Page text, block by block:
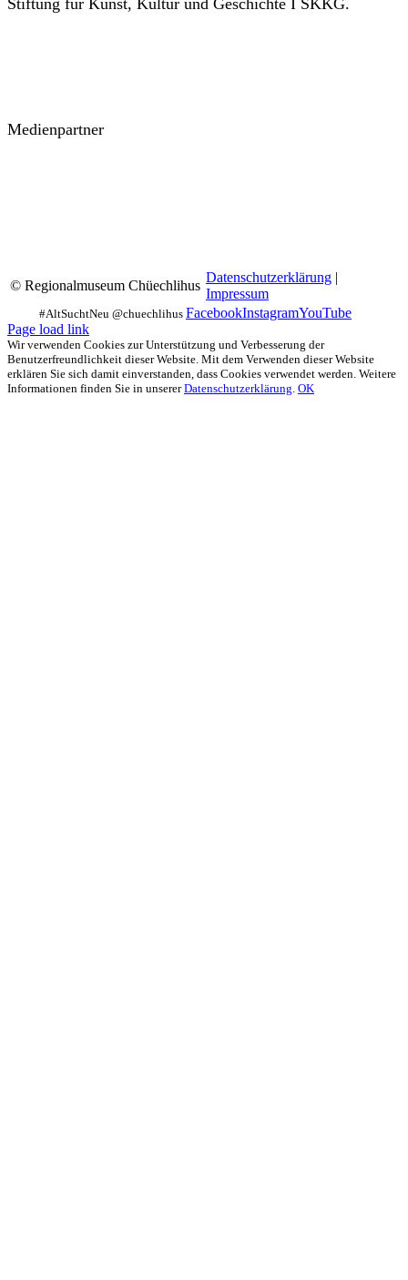
Stiftung für Kunst, Kultur und Geschichte I SKKG.
Medienpartner
© Regionalmuseum Chüechlihus
Datenschutzerklärung |
Impressum
FacebookInstagramYouTube
Page load link
Wir verwenden Cookies zur Unterstützung und Verbesserung der
Benutzerfreundlichkeit dieser Website. Mit dem Verwenden dieser Website
erklären Sie sich damit einverstanden, dass Cookies verwendet werden. Weitere
Informationen finden Sie in unsererDatenschutzerklärung OK